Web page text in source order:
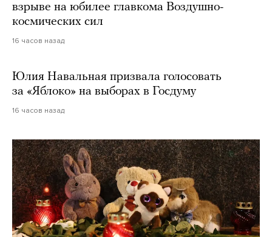
взрыве на юбилее главкома Воздушно-
космических сил
16 часов назад
Юлия Навальная призвала голосовать
за «Яблоко» на выборах в Госдуму
16 часов назад